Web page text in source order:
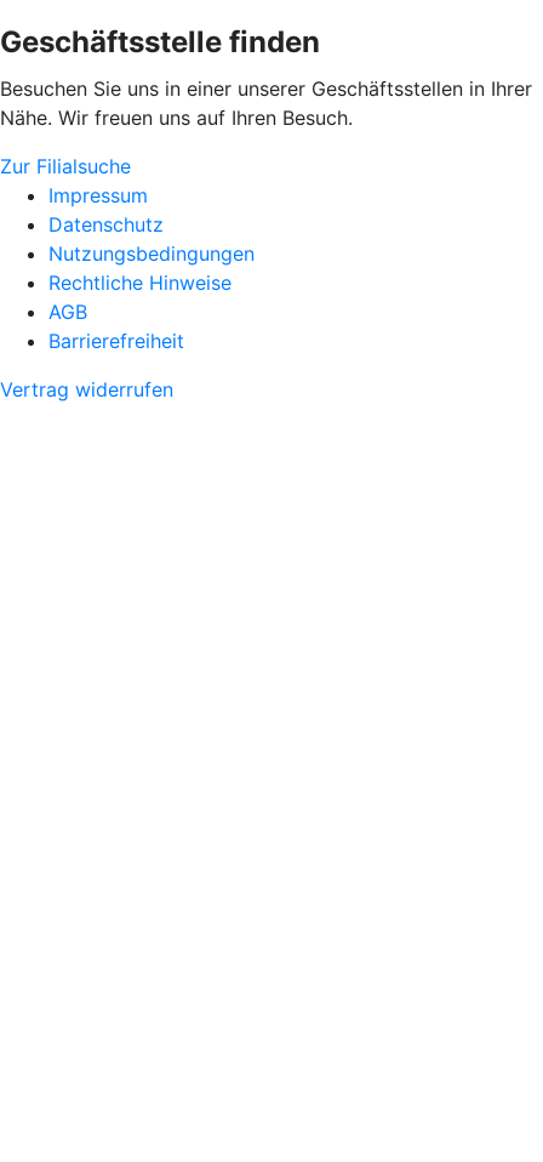
Geschäftsstelle finden
Besuchen Sie uns in einer unserer Geschäftsstellen in Ihrer
Nähe. Wir freuen uns auf Ihren Besuch.
Zur Filialsuche
Impressum
Datenschutz
Nutzungsbedingungen
Rechtliche Hinweise
AGB
Barrierefreiheit
Vertrag widerrufen